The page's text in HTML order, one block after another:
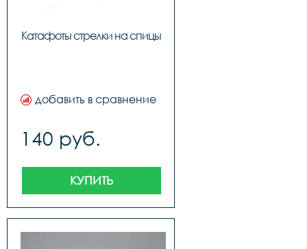
Катафоты стрелки на спицы
добавить в сравнение
140 руб.
КУПИТЬ